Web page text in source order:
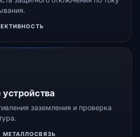
заземления и проверка
МЕТАЛЛОСВЯЗЬ